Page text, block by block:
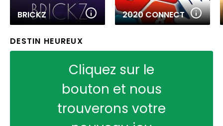
BRICKZ 2020 CONNECT
DESTIN HEUREUX
Cliquez sur le
bouton et nous
trouverons votre